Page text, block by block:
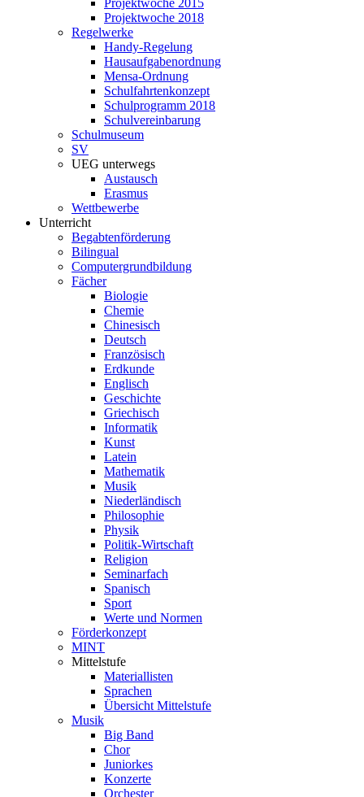
Projektwoche 2018
Regelwerke
Handy-Regelung
Hausaufgabenordnung
Mensa-Ordnung
Schulfahrtenkonzept
Schulprogramm 2018
Schulvereinbarung
Schulmuseum
SV
UEG unterwegs
Austausch
Erasmus
Wettbewerbe
Unterricht
Begabtenförderung
Bilingual
Computergrundbildung
Fächer
Biologie
Chemie
Chinesisch
Deutsch
Französisch
Erdkunde
Englisch
Geschichte
Griechisch
Informatik
Kunst
Latein
Mathematik
Musik
Niederländisch
Philosophie
Physik
Politik-Wirtschaft
Religion
Seminarfach
Spanisch
Sport
Werte und Normen
Förderkonzept
MINT
Mittelstufe
Materiallisten
Sprachen
Übersicht Mittelstufe
Musik
Big Band
Chor
Juniorkes
Konzerte
Orchester